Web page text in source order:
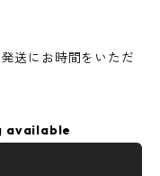
送にお時間をいただ
available